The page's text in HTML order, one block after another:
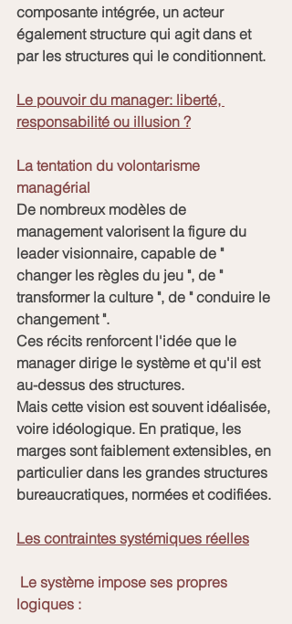
composante intégrée, un acteur
également structure qui agit dans et
par les structures qui le conditionnent.
Le pouvoir du manager: liberté,
responsabilité ou illusion ?
La tentation du volontarisme
managérial
De nombreux modèles de
management valorisent la figure du
leader visionnaire, capable de "
changer les règles du jeu ", de "
transformer la culture ", de " conduire le
changement ".
Ces récits renforcent l'idée que le
manager dirige le système et qu'il est
au-dessus des structures.
Mais cette vision est souvent idéalisée,
voire idéologique. En pratique, les
marges sont faiblement extensibles, en
particulier dans les grandes structures
bureaucratiques, normées et codifiées.
Les contraintes systémiques réelles
Le système impose ses propres
logiques :